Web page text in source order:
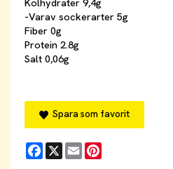
Kolhydrater 9,4g
-Varav sockerarter 5g
Fiber 0g
Protein 2.8g
Salt 0,06g
Spara som favorit
Facebook
X Email